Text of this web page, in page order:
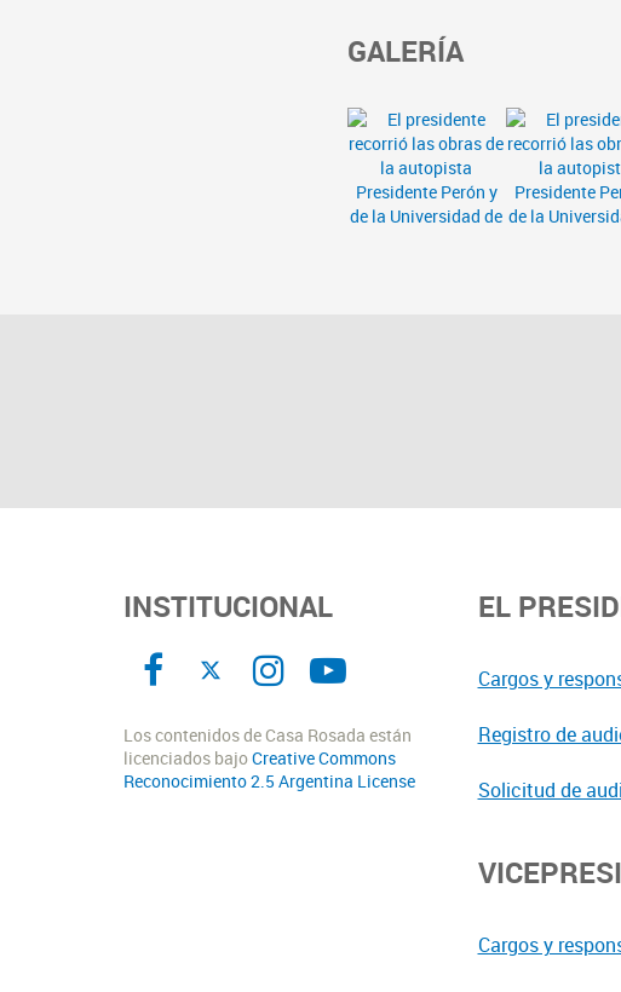
GALERÍA
INSTITUCIONAL
Los contenidos de Casa Rosada están
licenciados bajoCreative Commons
Reconocimiento 2.5 Argentina License
EL
Cargos y
Registro de
Solicitud de
Cargos y